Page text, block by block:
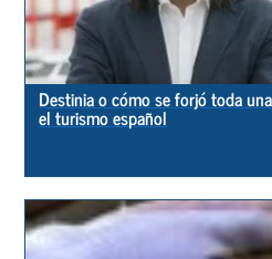
Destinia o cómo se forjó toda
el turismo español